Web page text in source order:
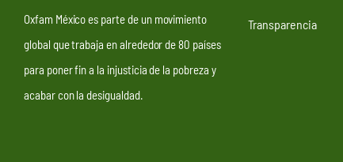
Oxfam México es parte de un movimiento
global que trabaja en alrededor de 80 países
para poner fin a la injusticia de la pobreza y
acabar con la desigualdad.
Transparencia